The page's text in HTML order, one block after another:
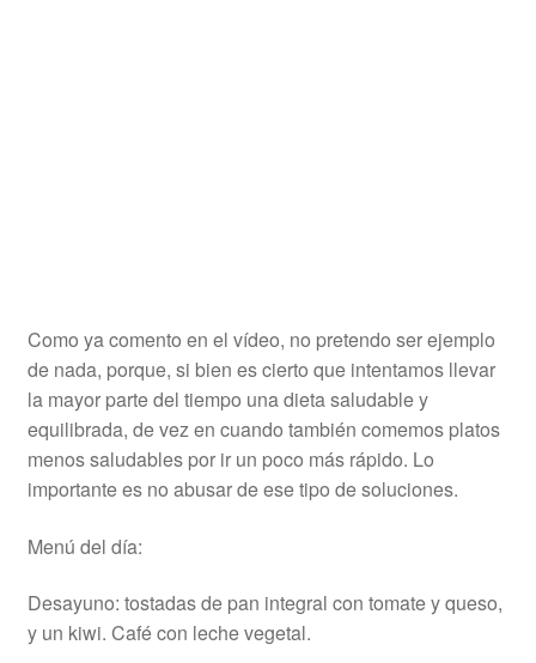
Como ya comento en el vídeo, no pretendo ser ejemplo
de nada, porque, si bien es cierto que intentamos llevar
la mayor parte del tiempo una dieta saludable y
equilibrada, de vez en cuando también comemos platos
menos saludables por ir un poco más rápido. Lo
importante es no abusar de ese tipo de soluciones.
Menú del día:
Desayuno: tostadas de pan integral con tomate y queso,
y un kiwi. Café con leche vegetal.